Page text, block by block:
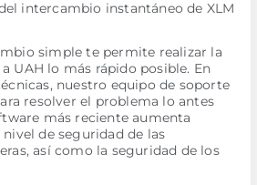
intercambio instantáneo de XLM
simple te permite realizar la
UAH lo más rápido posible. En
nuestro equipo de soporte
resolver el problema lo antes
más reciente aumenta
de seguridad de las
así como la seguridad de los